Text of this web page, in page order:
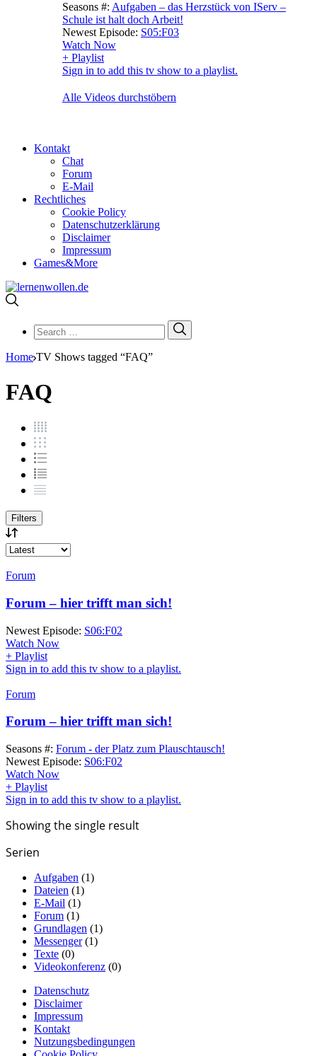
Seasons #: Aufgaben – das Herzstück von IServ –
Schule ist halt doch Arbeit!
Newest Episode: S05:F03
Watch Now
+ Playlist
Sign in to add this tv show to a playlist.
Alle Videos durchstöbern
Kontakt
Chat
Forum
E-Mail
Rechtliches
Cookie Policy
Datenschutzerklärung
Disclaimer
Impressum
Games&More
Search
for:
Home TV Shows tagged “FAQ”
FAQ
Filters
Forum
Forum – hier trifft man sich!
Newest Episode: S06:F02
Watch Now
+ Playlist
Sign in to add this tv show to a playlist.
Forum
Forum – hier trifft man sich!
Seasons #: Forum - der Platz zum Plauschtausch!
Newest Episode: S06:F02
Watch Now
+ Playlist
Sign in to add this tv show to a playlist.
Showing the single result
Serien
Aufgaben (1)
Dateien (1)
E-Mail (1)
Forum (1)
Grundlagen (1)
Messenger (1)
Texte (0)
Videokonferenz (0)
Datenschutz
Disclaimer
Impressum
Kontakt
Nutzungsbedingungen